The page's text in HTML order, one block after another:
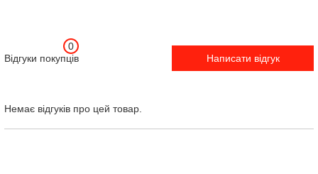
Відгуки покупців
0
Написати відгук
Немає відгуків про цей товар.